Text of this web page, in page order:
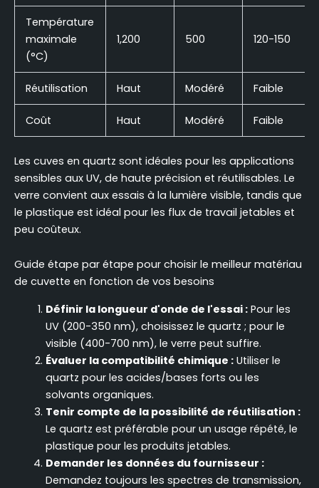
Température
maximale
(°C)
1,200 500 120-150
Réutilisation Haut Modéré Faible
Coût Haut Modéré Faible
Les cuves en quartz sont idéales pour les applications
sensibles aux UV, de haute précision et réutilisables. Le
verre convient aux essais à la lumière visible, tandis que
le plastique est idéal pour les flux de travail jetables et
peu coûteux.
Guide étape par étape pour choisir le meilleur matériau
de cuvette en fonction de vos besoins
Définir la longueur d'onde de l'essai :Pour les
UV (200-350 nm), choisissez le quartz ; pour le
visible (400-700 nm), le verre peut suffire.
Évaluer la compatibilité chimique :Utiliser le
quartz pour les acides/bases forts ou les
solvants organiques.
Tenir compte de la possibilité de réutilisation :
Le quartz est préférable pour un usage répété, le
plastique pour les produits jetables.
Demander les données du fournisseur :
Demandez toujours les spectres de transmission,